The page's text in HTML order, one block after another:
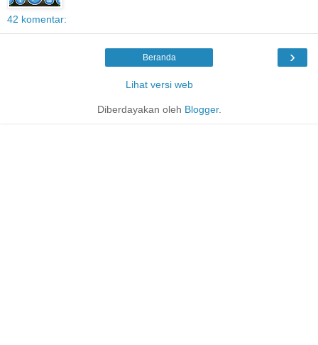
42 komentar:
›
Beranda
Lihat versi web
Diberdayakan oleh Blogger.